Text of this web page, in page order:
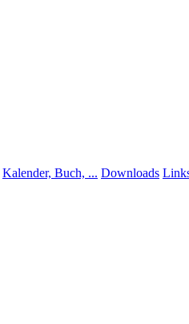
Kalender, Buch, ... Downloads